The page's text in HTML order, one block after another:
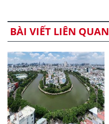
BÀI VIẾT LIÊN QUAN